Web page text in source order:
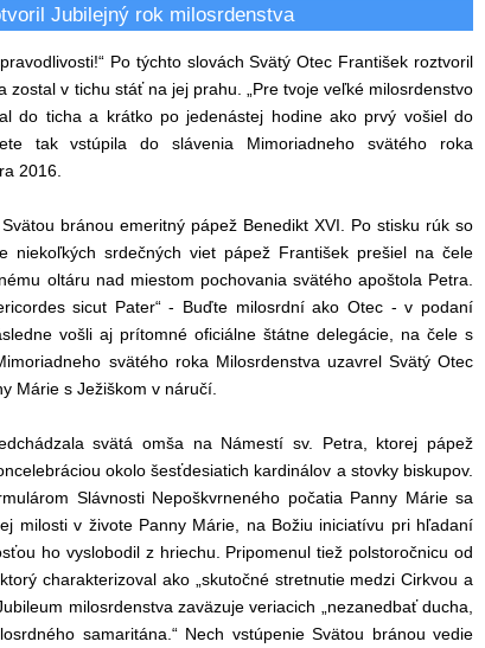
Jubilejný rok milosrdenstva
Po týchto slovách Svätý Otec František roztvoril
zostal v tichu stáť na jej prahu. „Pre tvoje veľké milosrdenstvo
do ticha a krátko po jedenástej hodine ako prvý vošiel do
tak vstúpila do slávenia Mimoriadneho svätého roka
2016.
bránou emeritný pápež Benedikt XVI. Po stisku rúk so
niekoľkých srdečných viet pápež František prešiel na čele
oltáru nad miestom pochovania svätého apoštola Petra.
sicut Pater“ - Buďte milosrdní ako Otec - v podaní
vošli aj prítomné oficiálne štátne delegácie, na čele s
svätého roka Milosrdenstva uzavrel Svätý Otec
Márie s Ježiškom v náručí.
svätá omša na Námestí sv. Petra, ktorej pápež
okolo šesťdesiatich kardinálov a stovky biskupov.
Slávnosti Nepoškvrneného počatia Panny Márie sa
milosti v živote Panny Márie, na Božiu iniciatívu pri hľadaní
ho vyslobodil z hriechu. Pripomenul tiež polstoročnicu od
charakterizoval ako „skutočné stretnutie medzi Cirkvou a
milosrdenstva zaväzuje veriacich „nezanedbať ducha,
samaritána.“ Nech vstúpenie Svätou bránou vedie